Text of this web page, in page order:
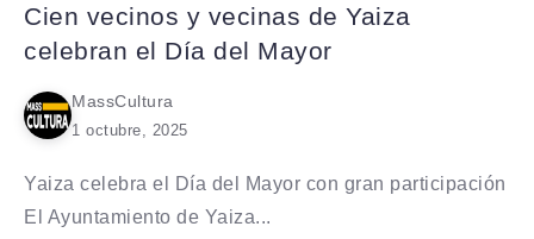
Cien vecinos y vecinas de Yaiza
celebran el Día del Mayor
MassCultura
1 octubre, 2025
Yaiza celebra el Día del Mayor con gran participación
El Ayuntamiento de Yaiza...